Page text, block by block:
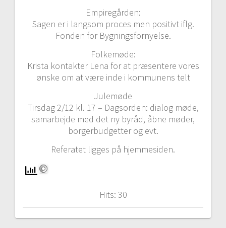
Empiregården:
Sagen er i langsom proces men positivt iflg.
Fonden for Bygningsfornyelse.
Folkemøde:
Krista kontakter Lena for at præsentere vores
ønske om at være inde i kommunens telt
Julemøde
Tirsdag 2/12 kl. 17 – Dagsorden: dialog møde,
samarbejde med det ny byråd, åbne møder,
borgerbudgetter og evt.
Referatet ligges på hjemmesiden.
Hits: 30